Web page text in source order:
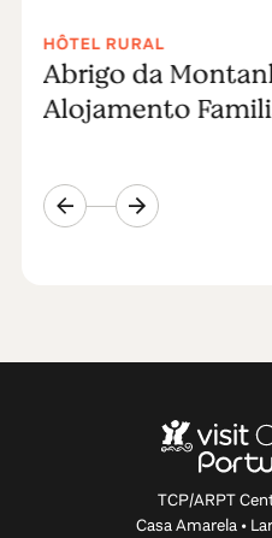
HÔTEL RURAL
Abrigo da
Alojamento
TCP/ARPT
Casa Amarela •